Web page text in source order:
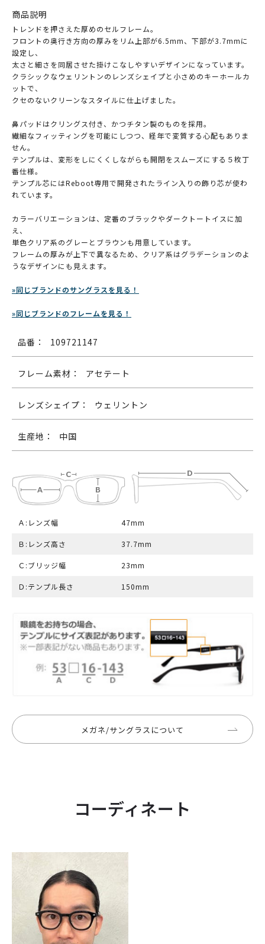
商品説明
トレンドを押さえた厚めのセルフレーム。
フロントの奥行き方向の厚みをリム上部が6.5mm、下部が3.7mmに
設定し、
太さと細さを同居させた掛けこなしやすいデザインになっています。
クラシックなウェリントンのレンズシェイプと小さめのキーホールカ
ットで、
クセのないクリーンなスタイルに仕上げました。
鼻パッドはクリングス付き、かつチタン製のものを採用。
繊細なフィッティングを可能にしつつ、経年で変質する心配もありま
せん。
テンプルは、変形をしにくくしながらも開閉をスムーズにする５枚丁
番仕様。
テンプル芯にはReboot専用で開発されたライン入りの飾り芯が使わ
れています。
カラーバリエーションは、定番のブラックやダークトートイスに加
え、
単色クリア系のグレーとブラウンも用意しています。
フレームの厚みが上下で異なるため、クリア系はグラデーションのよ
うなデザインにも見えます。
»同じブランドのサングラスを見る！
»同じブランドのフレームを見る！
品番： 109721147
フレーム素材： アセテート
レンズシェイプ： ウェリントン
生産地： 中国
Ａ:レンズ幅 47mm
Ｂ:レンズ高さ 37.7mm
Ｃ:ブリッジ幅 23mm
Ｄ:テンプル長さ 150mm
メガネ/サングラスについて
コーディネート